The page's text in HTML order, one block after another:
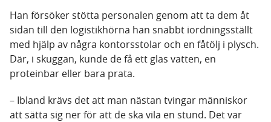
Han försöker stötta personalen genom att ta dem åt
sidan till den logistikhörna han snabbt iordningsställt
med hjälp av några kontorsstolar och en fåtölj i plysch.
Där, i skuggan, kunde de få ett glas vatten, en
proteinbar eller bara prata.
– Ibland krävs det att man nästan tvingar människor
att sätta sig ner för att de ska vila en stund. Det var